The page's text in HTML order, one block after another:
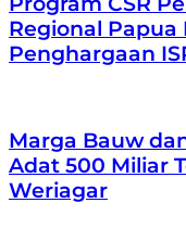
Regional
Penghargaan
Marga Bauw
Adat 500 Miliar
Weriagar